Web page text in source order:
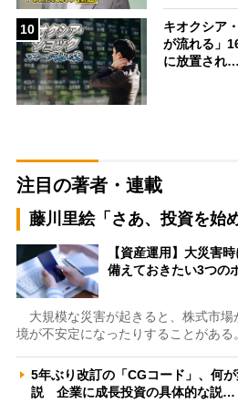
10
キオクシア
が流れる」
に放置され…
注目の著者・連載
藤川里絵「さあ、投資を始
【資産運用】大災害
備えておきたい3つの
大規模な災害が起きると、株式市場
境が不安定になったりすることがある
5年ぶり改訂の「CGコード」、何
説 企業に成長投資の具体的な説…